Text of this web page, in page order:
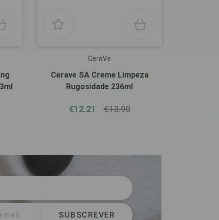
CeraVe
Cerave SA Creme Limpeza
Rugosidade 236ml
€12.21 €13.90
SUBSCREVER